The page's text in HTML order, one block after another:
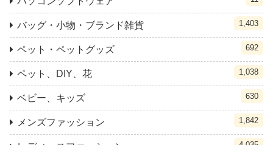
バッグ・小物・ブランド雑貨 1,403
ペット・ペットグッズ 692
ペット、DIY、花 1,038
ベビー、キッズ 630
メンズファッション 1,842